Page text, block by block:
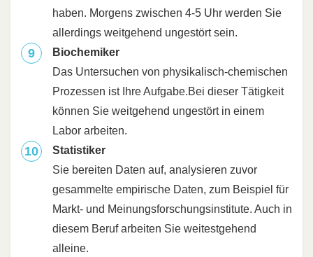
haben. Morgens zwischen 4-5 Uhr werden Sie
allerdings weitgehend ungestört sein.
Biochemiker
Das Untersuchen von physikalisch-chemischen
Prozessen ist Ihre Aufgabe.Bei dieser Tätigkeit
können Sie weitgehend ungestört in einem
Labor arbeiten.
Statistiker
Sie bereiten Daten auf, analysieren zuvor
gesammelte empirische Daten, zum Beispiel für
Markt- und Meinungsforschungsinstitute. Auch in
diesem Beruf arbeiten Sie weitestgehend
alleine.